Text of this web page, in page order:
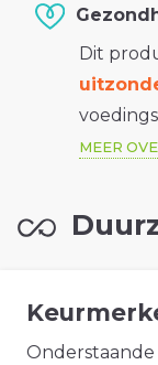
Dit
MEER